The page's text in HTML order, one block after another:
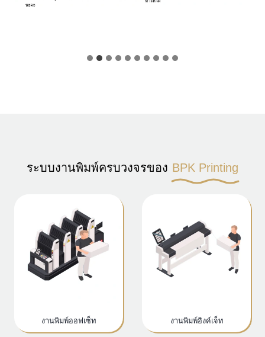
ระบบงานพิมพ์ครบวงจรของ BPK Printing
งานพิมพ์ออฟเซ็ท งานพิมพ์อิงค์เจ็ท